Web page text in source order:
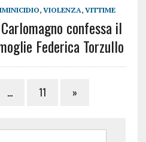
, VIOLENZA, VITTIME
confessa il
Federica Torzullo
… 11 »